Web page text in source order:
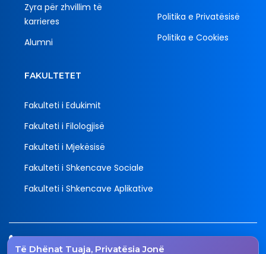
Të Dhënat Tuaja, Privatësia Jonë
Zyra për zhvillim të
karrieres
Alumni
Politika e Privatësisë
Politika e Cookies
FAKULTETET
Fakulteti i Edukimit
Fakulteti i Filologjisë
Fakulteti i Mjekësisë
Fakulteti i Shkencave Sociale
Fakulteti i Shkencave Aplikative
Tel.